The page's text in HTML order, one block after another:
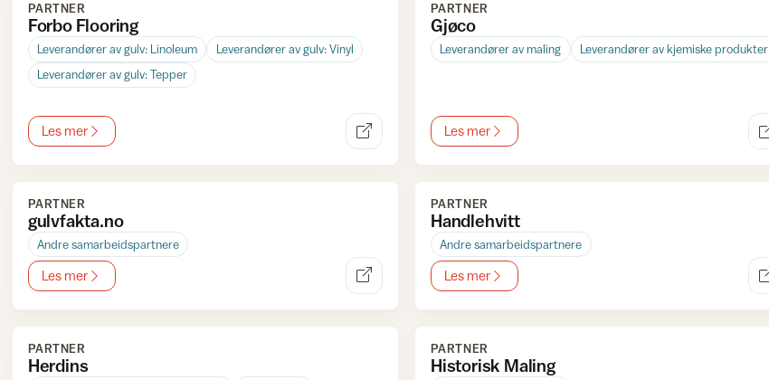
PARTNER
Forbo Flooring
Leverandører av gulv: Linoleum
Leverandører av gulv: Vinyl
Leverandører av gulv: Tepper
Les mer
PARTNER
Gjøco
Leverandører av maling Leverandører av kjemiske produkter
Les mer
PARTNER
gulvfakta.no
Andre samarbeidspartnere
Les mer
PARTNER
Handlehvitt
Andre samarbeidspartnere
Les mer
PARTNER
Herdins
PARTNER
Historisk Maling